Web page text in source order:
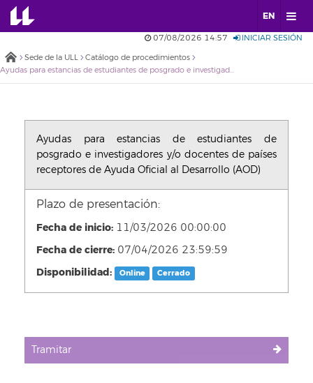
EN
07/08/2026 14:57 INICIAR SESIÓN
Sede de la ULL
Catálogo de procedimientos
Ayudas para estancias de estudiantes de posgrado e investigadores y/o docentes de países receptores de Ayuda Oficial al Desarrollo (AOD)
Ayudas para estancias de estudiantes de
posgrado e investigadores y/o docentes de países
receptores de Ayuda Oficial al Desarrollo (AOD)
Plazo de presentación:
Fecha de inicio: 11/03/2026 00:00:00
Fecha de cierre: 07/04/2026 23:59:59
Disponibilidad: Online Cerrado
Tramitar